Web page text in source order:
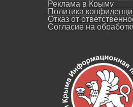
Реклама в Крыму
Политика
Отказ от
Согласие на